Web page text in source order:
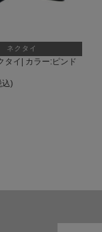
ネクタイ
タイ| カラー:ピンド
込)